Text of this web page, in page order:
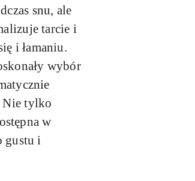
snu, ale
tarcie i
i łamaniu.
wybór
Nie tylko
w
gustu i